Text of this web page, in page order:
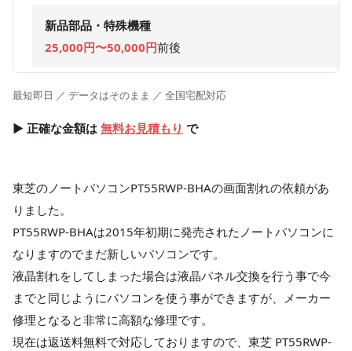
新品部品・特殊機種
25,000円〜50,000円前後
最短即日 ／ データはそのまま ／ 全国宅配対応
▶ 正確な金額は 無料お見積もり で
東芝のノートパソコンPT55RWP-BHAの画面割れの依頼があ
りました。
PT55RWP-BHAは2015年初期に発売されたノートパソコンに
なりますのでまだ新しいパソコンです。
液晶割れをしてしまった場合は液晶パネル交換を行う事で今
までと同じようにパソコンを使う事ができますが、メーカー
修理となると非常に高額な修理です。
現在は返送料無料で対応しておりますので、東芝 PT55RWP-